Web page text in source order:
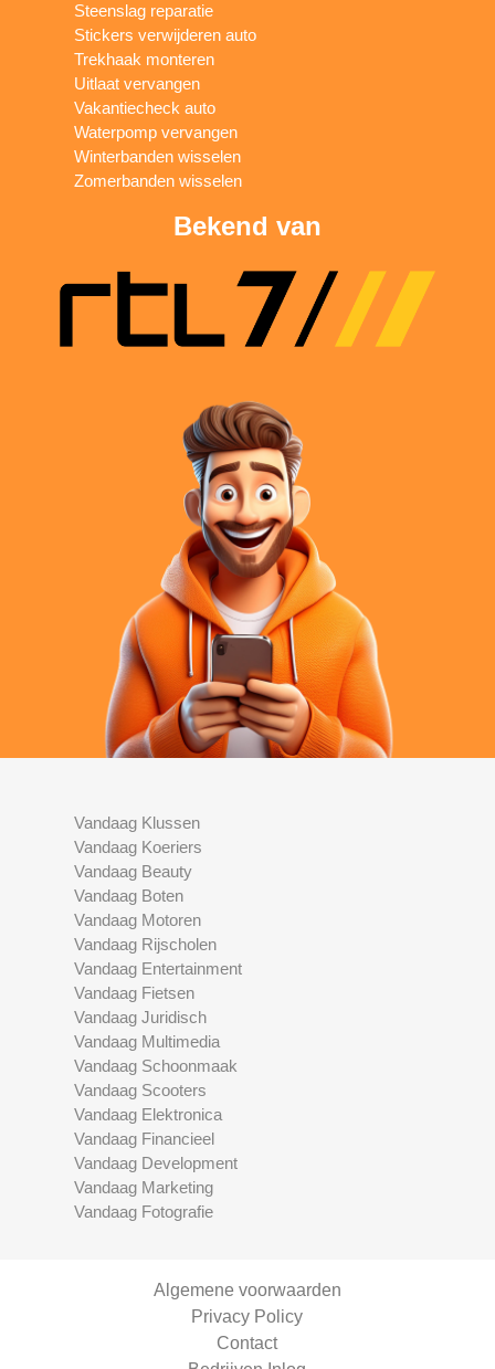
Steenslag reparatie
Stickers verwijderen auto
Trekhaak monteren
Uitlaat vervangen
Vakantiecheck auto
Waterpomp vervangen
Winterbanden wisselen
Zomerbanden wisselen
Bekend van
Vandaag Klussen
Vandaag Koeriers
Vandaag Beauty
Vandaag Boten
Vandaag Motoren
Vandaag Rijscholen
Vandaag Entertainment
Vandaag Fietsen
Vandaag Juridisch
Vandaag Multimedia
Vandaag Schoonmaak
Vandaag Scooters
Vandaag Elektronica
Vandaag Financieel
Vandaag Development
Vandaag Marketing
Vandaag Fotografie
Algemene voorwaarden
Privacy Policy
Contact